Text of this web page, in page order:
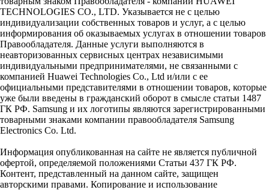
TECHNOLOGIES CO., LTD. Указывается не с целью
индивидуализации собственных товаров и услуг, а с целью
информирования об оказываемых услугах в отношении товаров
Правообладателя. Данные услуги выполняются в
неавторизованных сервисных центрах независимыми
индивидуальными предпринимателями, не связанными с
компанией Huawei Technologies Co., Ltd и/или с ее
официальными представителями в отношении товаров, которые
уже были введены в гражданский оборот в смысле статьи 1487
ГК РФ. Samsung и их логотипы являются зарегистрированными
товарными знаками компании правообладателя Samsung
Electronics Co. Ltd.
Информация опубликованная на сайте не является публичной
офертой, определяемой положениями Статьи 437 ГК РФ.
Контент, представленный на данном сайте, защищен
авторскими правами. Копирование и использование